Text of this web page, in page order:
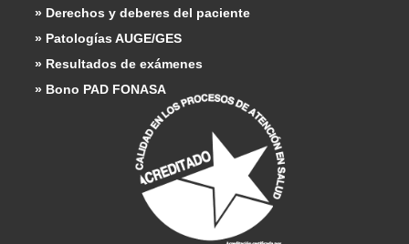
» Derechos y deberes del paciente
» Patologías AUGE/GES
» Resultados de exámenes
» Bono PAD FONASA